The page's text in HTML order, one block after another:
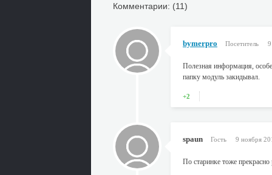
Комментарии: (11)
bymerpro Посетитель
Полезная информация,
папку модуль закидывал.
+2
spaun Гость 9 ноября
По старинке тоже